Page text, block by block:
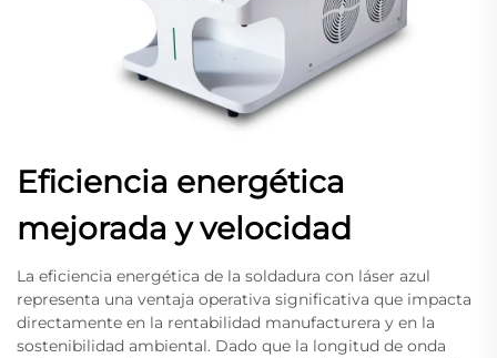
Eficiencia energética
mejorada y velocidad
La eficiencia energética de la soldadura con láser azul
representa una ventaja operativa significativa que impacta
directamente en la rentabilidad manufacturera y en la
sostenibilidad ambiental. Dado que la longitud de onda